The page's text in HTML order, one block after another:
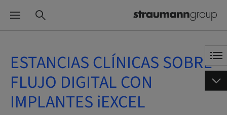
ESTANCIAS CLÍNICAS SOBRE
FLUJO DIGITAL CON
IMPLANTES iEXCEL